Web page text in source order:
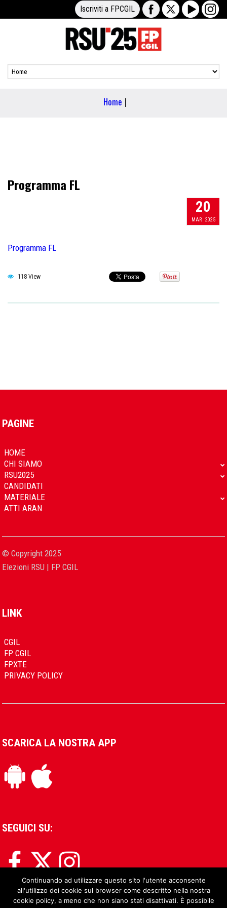
Iscriviti a FPCGIL
Home |
Programma FL
20
MAR 2025
Programma FL
118 View
PAGINE
HOME
CHI SIAMO
RSU2025
CANDIDATI
MATERIALE
ATTI ARAN
© Copyright 2025
Elezioni RSU | FP CGIL
LINK
CGIL
FP CGIL
FPXTE
PRIVACY POLICY
SCARICA LA NOSTRA APP
SEGUICI SU:
Continuando ad utilizzare questo sito l'utente acconsente
all'utilizzo dei cookie sul browser come descritto nella nostra
cookie policy, a meno che non siano stati disattivati. È possibile